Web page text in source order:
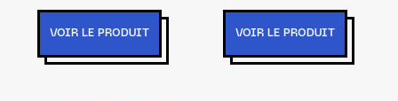
VOIR LE PRODUIT VOIR LE PRODUIT